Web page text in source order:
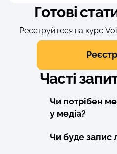
Готові
Реєструйтеся на курс
Часті
Чи потрібен
у медіа?
Чи буде запис